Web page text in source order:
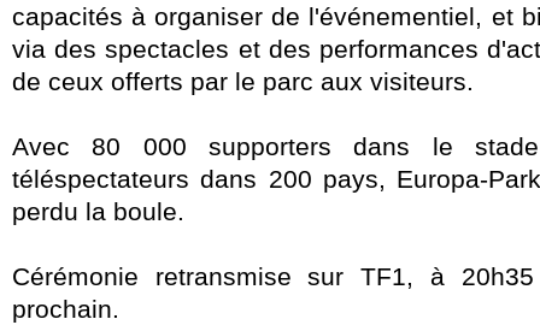
capacités à organiser de l'événementiel, et
via des spectacles et des performances
de ceux offerts par le parc aux visiteurs.
Avec 80 000 supporters dans le
téléspectateurs dans 200 pays, Europa-
perdu la boule.
Cérémonie retransmise sur TF1, à
prochain.